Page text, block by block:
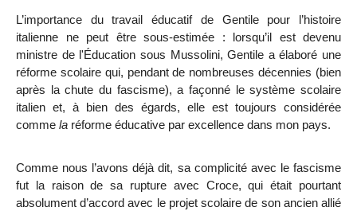
L’importance du travail éducatif de Gentile pour l’histoire
italienne ne peut être sous-estimée : lorsqu’il est devenu
ministre de l'Éducation sous Mussolini,Gentile a élaboré une
réforme scolaire qui, pendant de nombreuses décennies (bien
après la chute du fascisme), a façonné le système scolaire
italien et, à bien des égards, elle est toujours considérée
comme la réforme éducative par excellence dans mon pays.
Comme nous l’avons déjà dit, sa complicité avec le fascisme
fut la raison de sa rupture avec Croce, qui était pourtant
absolument d’accord avec le projet scolaire de son ancien allié